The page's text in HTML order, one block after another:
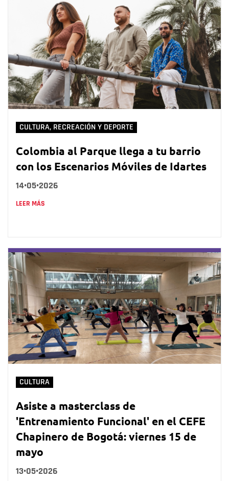
CULTURA, RECREACIÓN Y DEPORTE
Colombia al Parque llega a tu barrio
con los Escenarios Móviles de Idartes
14•05•2026
LEER MÁS
CULTURA
Asiste a masterclass de
'Entrenamiento Funcional' en el CEFE
Chapinero de Bogotá: viernes 15 de
mayo
13•05•2026